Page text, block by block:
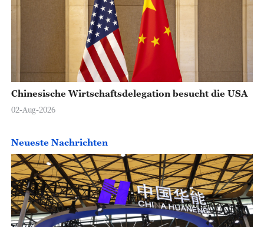
Chinesische Wirtschaftsdelegation besucht die USA
02-Aug-2026
Neueste Nachrichten